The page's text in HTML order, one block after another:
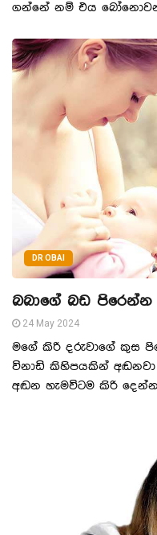
ගන්නේ නම් එය
DR OBAI
බබාගේ බඩ
24 May 2024
මගේ කිරි දරුවාගේ කුස
විනාඩි කිහිපයකින්
අඬන හැමවිටම කිරි දෙන්න